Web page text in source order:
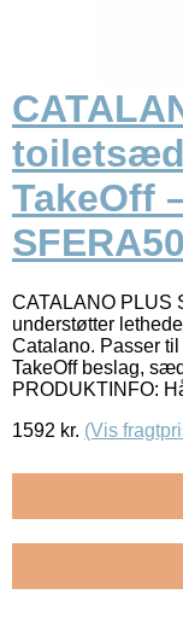
TakeOff
CATALANO PLUS
understøtter
Catalano. Passer
TakeOff beslag,
PRODUKTINFO:
1592 kr. (Vis